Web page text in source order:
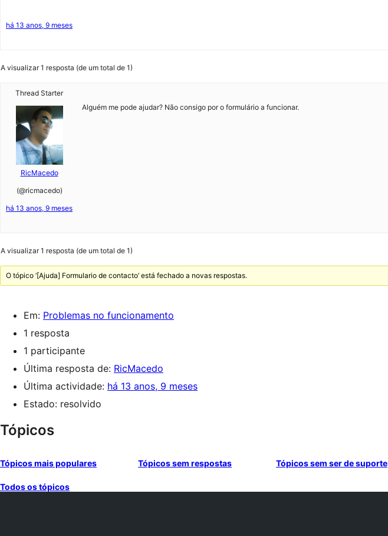
há 13 anos, 9 meses
A visualizar 1 resposta (de um total de 1)
Thread Starter
RicMacedo
(@ricmacedo)
há 13 anos, 9 meses
Alguém me pode ajudar? Não consigo por o formulário a funcionar.
A visualizar 1 resposta (de um total de 1)
O tópico ‘[Ajuda] Formulario de contacto’ está fechado a novas respostas.
Em: Problemas no funcionamento
1 resposta
1 participante
Última resposta de: RicMacedo
Última actividade: há 13 anos, 9 meses
Estado: resolvido
Tópicos
Tópicos mais populares Tópicos sem respostas Tópicos sem ser de suporte
Todos os tópicos